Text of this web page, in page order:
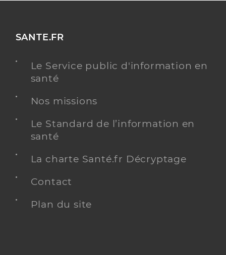
SANTE.FR
Le Service public d'information en
santé
Nos missions
Le Standard de l’information en
santé
La charte Santé.fr Décryptage
Contact
Plan du site